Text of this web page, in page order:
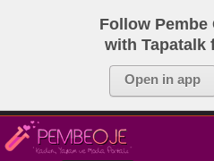
Follow Pembe
with Tapatalk
Open in app